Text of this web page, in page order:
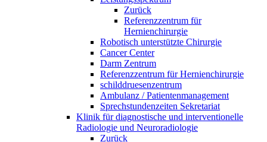
Zurück
Referenzzentrum für
Hernienchirurgie
Robotisch unterstützte Chirurgie
Cancer Center
Darm Zentrum
Referenzzentrum für Hernienchirurgie
schilddruesenzentrum
Ambulanz / Patientenmanagement
Sprechstundenzeiten Sekretariat
Klinik für diagnostische und interventionelle
Radiologie und Neuroradiologie
Zurück